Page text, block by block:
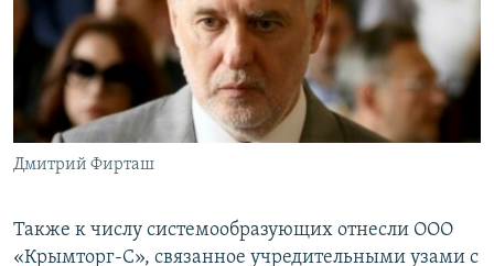
Дмитрий Фирташ
Также к числу системообразующих отнесли ООО
«Крымторг-С», связанное учредительными узами с